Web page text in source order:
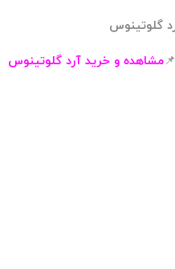
📌مشاهده و خریدآرد گلوتینوس